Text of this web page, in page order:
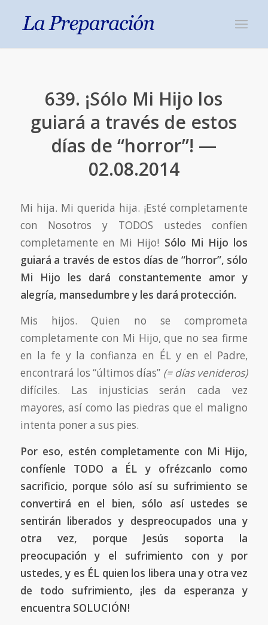
639. ¡Sólo Mi Hijo los
guiará a través de estos
días de “horror”! —
02.08.2014
Mi hija. Mi querida hija. ¡Esté completamente
con Nosotros y TODOS ustedes confíen
completamente en Mi Hijo! Sólo Mi Hijo los
guiará a través de estos días de “horror”, sólo
Mi Hijo les dará constantemente amor y
alegría, mansedumbre y les dará protección.
Mis hijos. Quien no se comprometa
completamente con Mi Hijo, que no sea firme
en la fe y la confianza en ÉL y en el Padre,
encontrará los “últimos días” (= días venideros)
difíciles. Las injusticias serán cada vez
mayores, así como las piedras que el maligno
intenta poner a sus pies.
Por eso, estén completamente con Mi Hijo,
confíenle TODO a ÉL y ofrézcanlo como
sacrificio, porque sólo así su sufrimiento se
convertirá en el bien, sólo así ustedes se
sentirán liberados y despreocupados una y
otra vez, porque Jesús soporta la
preocupación y el sufrimiento con y por
ustedes, y es ÉL quien los libera una y otra vez
de todo sufrimiento, ¡les da esperanza y
encuentra SOLUCIÓN!